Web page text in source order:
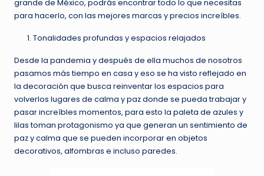
grande de México, podrás encontrar todo lo que necesitas
para hacerlo, con las mejores marcas y precios increíbles.
Tonalidades profundas y espacios relajados
Desde la pandemia y después de ella muchos de nosotros
pasamos más tiempo en casa y eso se ha visto reflejado en
la decoración que busca reinventar los espacios para
volverlos lugares de calma y paz donde se pueda trabajar y
pasar increíbles momentos, para esto la paleta de azules y
lilas toman protagonismo ya que generan un sentimiento de
paz y calma que se pueden incorporar en objetos
decorativos, alfombras e incluso paredes.